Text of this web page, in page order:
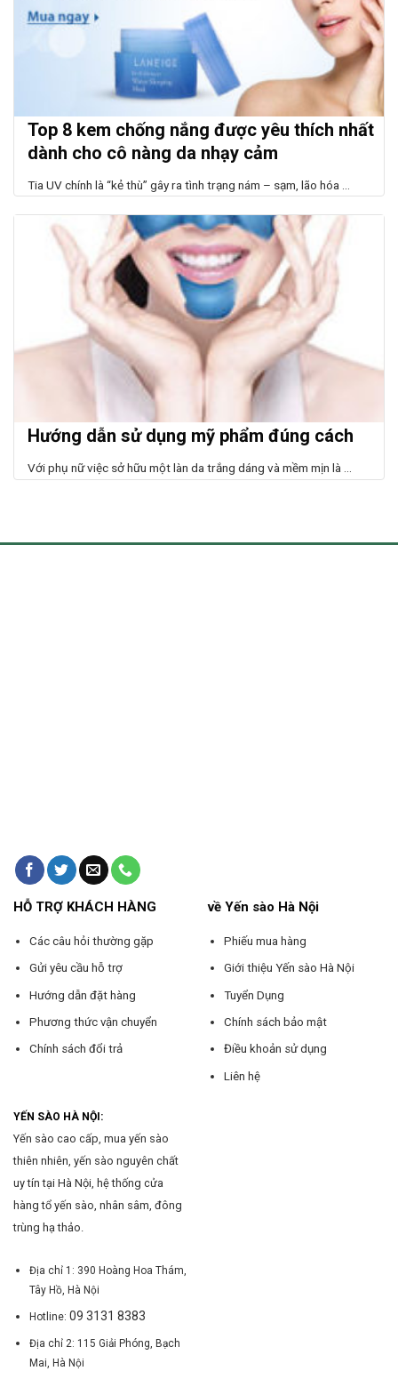
Top 8 kem chống nắng được yêu thích nhất
dành cho cô nàng da nhạy cảm
Tia UV chính là “kẻ thù” gây ra tình trạng nám – sạm, lão hóa ...
Hướng dẫn sử dụng mỹ phẩm đúng cách
Với phụ nữ việc sở hữu một làn da trắng dáng và mềm mịn là ...
HỖ TRỢ KHÁCH HÀNG
Các câu hỏi thường gặp
Gửi yêu cầu hỗ trợ
Hướng dẫn đặt hàng
Phương thức vận chuyển
Chính sách đổi trả
về Yến sào Hà Nội
Phiếu mua hàng
Giới thiệu Yến sào Hà Nội
Tuyển Dụng
Chính sách bảo mật
Điều khoản sử dụng
Liên hệ
YẾN SÀO HÀ NỘI:
Yến sào cao cấp, mua yến sào
thiên nhiên, yến sào nguyên chất
uy tín tại Hà Nội, hệ thống cửa
hàng tổ yến sào, nhân sâm, đông
trùng hạ thảo.
Địa chỉ 1: 390 Hoàng Hoa Thám,
Tây Hồ, Hà Nội
Hotline: 09 3131 8383
Địa chỉ 2: 115 Giải Phóng, Bạch
Mai, Hà Nội